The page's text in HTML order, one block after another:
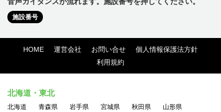
施設番号
HOME 運営会社 お問い合せ
個人情報保護法方針
利用規約
北海道・東北
北海道 青森県 岩手県 宮城県 秋田県
山形県